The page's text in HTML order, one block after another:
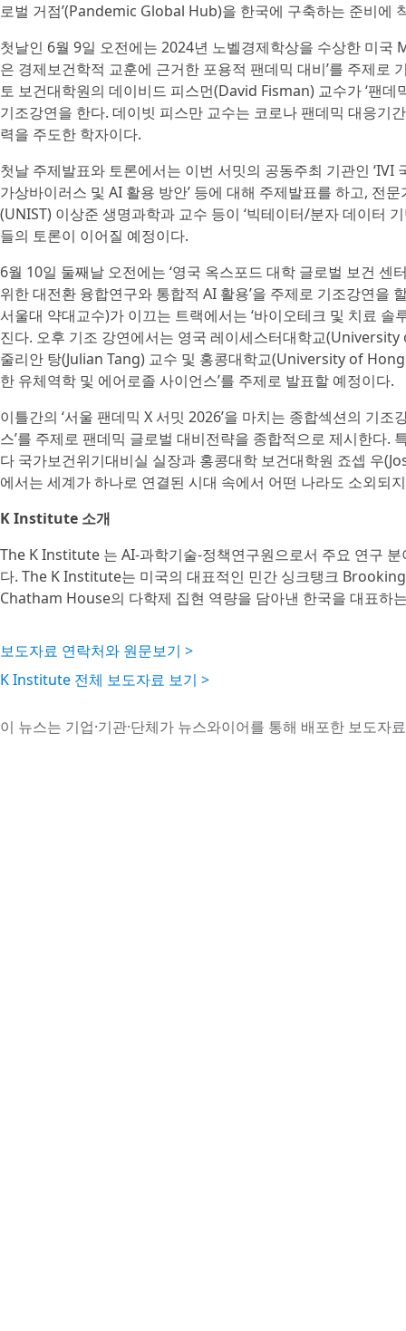
로벌 거점’(Pandemic Global Hub)을 한국에 구축하는 준비에
첫날인 6월 9일 오전에는 2024년 노벨경제학상을 수상한 미국
은 경제보건학적 교훈에 근거한 포용적 팬데믹 대비’를 주제
토 보건대학원의 데이비드 피스먼(David Fisman) 교수가 ‘팬
기조강연을 한다. 데이빗 피스만 교수는 코로나 팬데믹 대응기
력을 주도한 학자이다.
첫날 주제발표와 토론에서는 이번 서밋의 공동주최 기관인 ‘IVI
가상바이러스 및 AI 활용 방안’ 등에 대해 주제발표를 하고, 전
(UNIST) 이상준 생명과학과 교수 등이 ‘빅테이터/분자 데이터
들의 토론이 이어질 예정이다.
6월 10일 둘째날 오전에는 ‘영국 옥스포드 대학 글로벌 보건
위한 대전환 융합연구와 통합적 AI 활용’을 주제로 기조강연을
서울대 약대교수)가 이끄는 트랙에서는 ‘바이오테크 및 치료
진다. 오후 기조 강연에서는 영국 레이세스터대학교
줄리안 탕(Julian Tang) 교수 및 홍콩대학교(University of
한 유체역학 및 에어로졸 사이언스’를 주제로 발표할 예정이다.
이틀간의 ‘서울 팬데믹 X 서밋 2026’을 마치는 종합섹션의 기
스’를 주제로 팬데믹 글로벌 대비전략을 종합적으로 제시한다
다 국가보건위기대비실 실장과 홍콩대학 보건대학원 죠셉 우
에서는 세계가 하나로 연결된 시대 속에서 어떤 나라도 소외되
K Institute 소개
The K Institute 는 AI-과학기술-정책연구원으로서 주요 연구
다. The K Institute는 미국의 대표적인 민간 싱크탱크
Chatham House의 다학제 집현 역량을 담아낸 한국을 대표하
보도자료 연락처와 원문보기 >
K Institute 전체 보도자료 보기 >
이 뉴스는 기업·기관·단체가 뉴스와이어를 통해 배포한 보도자